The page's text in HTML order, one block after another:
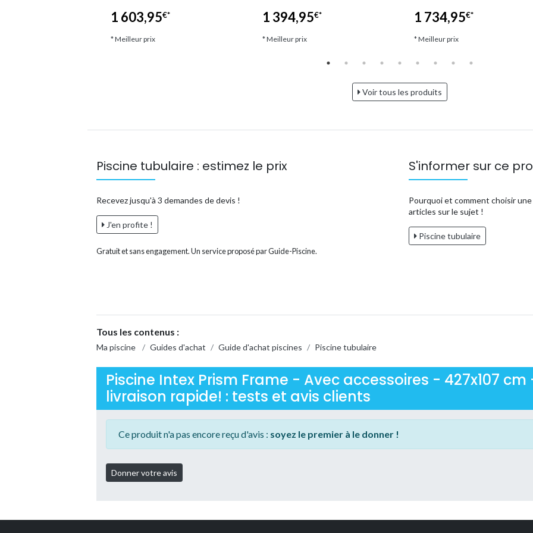
1 603,95€*
* Meilleur prix
1 394,95€*
* Meilleur prix
1 734,95€*
* Meilleur prix
Voir tous les produits
Piscine tubulaire : estimez le prix
Recevez jusqu'à 3 demandes de devis !
J'en profite !
Gratuit et sans engagement. Un service proposé par Guide-Piscine.
S'informer sur ce
Pourquoi et comment choisir
articles sur le sujet !
Piscine tubulaire
Tous les contenus :
Ma piscine / Guides d'achat / Guide d'achat piscines / Piscine tubulaire
Piscine Intex Prism Frame - Avec accessoires - 427x107
livraison rapide! : tests et avis clients
Ce produit n'a pas encore reçu d'avis : soyez le premier à le donner !